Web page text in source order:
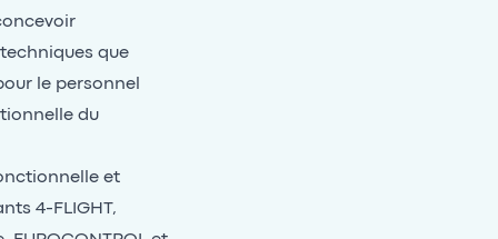
que
le personnel
du
et
4-FLIGHT,